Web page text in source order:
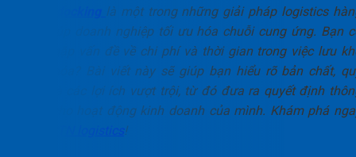
là một trong những giải pháp logistics
đầu giúp doanh nghiệp tối ưu hóa chuỗi cung ứng. Bạn
đang gặp vấn đề về chi phí và thời gian trong việc lưu
hàng hóa? Bài viết này sẽ giúp bạn hiểu rõ bản chất,
trình và các lợi ích vượt trội, từ đó đưa ra quyết định
minh cho hoạt động kinh doanh của mình. Khám phá
PTN logistics!